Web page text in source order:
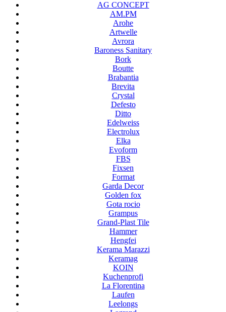
AG CONCEPT
AM.PM
Arohe
Artwelle
Avrora
Baroness Sanitary
Bork
Boutte
Brabantia
Brevita
Crystal
Defesto
Ditto
Edelweiss
Electrolux
Elka
Evoform
FBS
Fixsen
Format
Garda Decor
Golden fox
Gota rocio
Grampus
Grand-Plast Tile
Hammer
Hengfei
Kerama Marazzi
Keramag
KOIN
Kuchenprofi
La Florentina
Laufen
Leelongs